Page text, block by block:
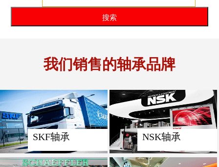
我们销售的轴承品牌
SKF轴承 NSK轴承